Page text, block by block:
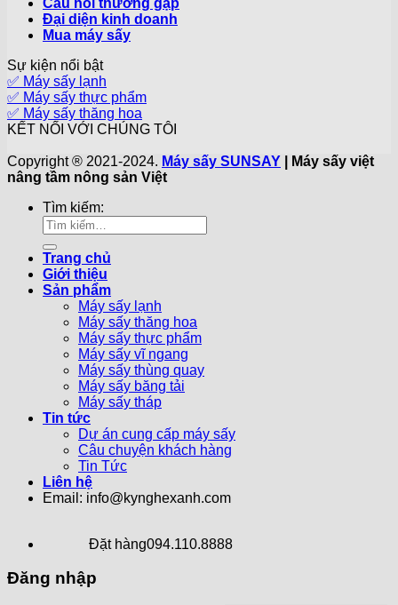
Đại diện kinh doanh
Mua máy sấy
Sự kiện nổi bật
✅ Máy sấy lạnh
✅ Máy sấy thực phẩm
✅ Máy sấy thăng hoa
KẾT NỐI VỚI CHÚNG TÔI
Copyright ® 2021-2024. Máy sấy SUNSAY | Máy sấy việt
nâng tầm nông sản Việt
Tìm kiếm:
Trang chủ
Giới thiệu
Sản phẩm
Máy sấy lạnh
Máy sấy thăng hoa
Máy sấy thực phẩm
Máy sấy vĩ ngang
Máy sấy thùng quay
Máy sấy băng tải
Máy sấy tháp
Tin tức
Dự án cung cấp máy sấy
Câu chuyện khách hàng
Tin Tức
Liên hệ
Email: info@kynghexanh.com
Đặt hàng094.110.8888
Đăng nhập